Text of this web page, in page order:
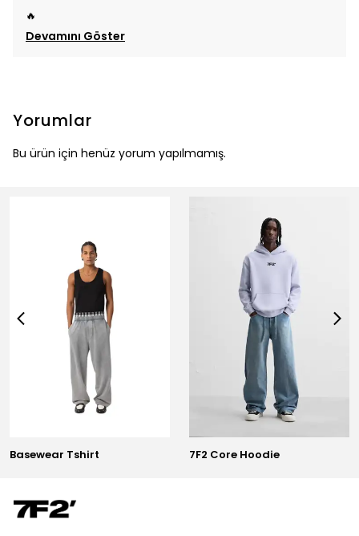
🔥
Devamını Göster
Yorumlar
Bu ürün için henüz yorum yapılmamış.
Basewear Tshirt 7F2 Core Hoodie